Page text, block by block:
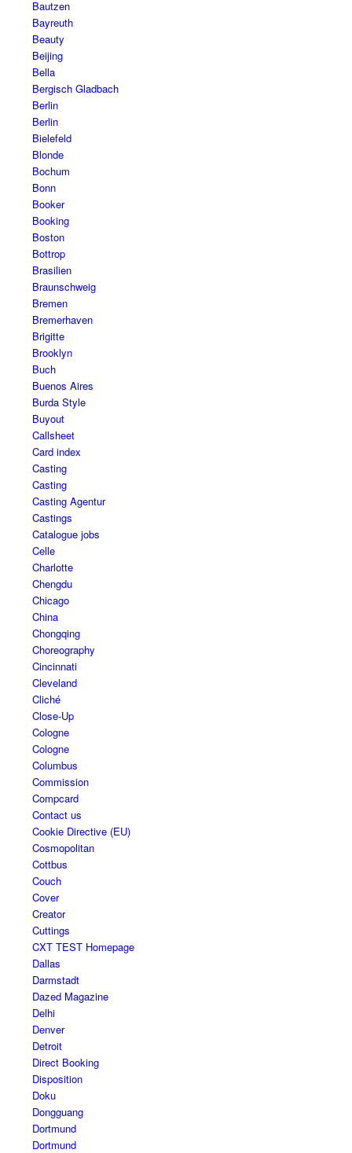
Bautzen
Bayreuth
Beauty
Beijing
Bella
Bergisch Gladbach
Berlin
Berlin
Bielefeld
Blonde
Bochum
Bonn
Booker
Booking
Boston
Bottrop
Brasilien
Braunschweig
Bremen
Bremerhaven
Brigitte
Brooklyn
Buch
Buenos Aires
Burda Style
Buyout
Callsheet
Card index
Casting
Casting
Casting Agentur
Castings
Catalogue jobs
Celle
Charlotte
Chengdu
Chicago
China
Chongqing
Choreography
Cincinnati
Cleveland
Cliché
Close-Up
Cologne
Cologne
Columbus
Commission
Compcard
Contact us
Cookie Directive (EU)
Cosmopolitan
Cottbus
Couch
Cover
Creator
Cuttings
CXT TEST Homepage
Dallas
Darmstadt
Dazed Magazine
Delhi
Denver
Detroit
Direct Booking
Disposition
Doku
Dongguang
Dortmund
Dortmund